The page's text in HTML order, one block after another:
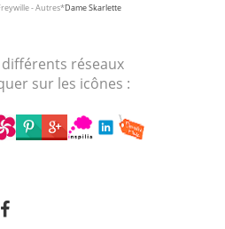
- Autres*Dame Skarlette
réseaux
sur les icônes :